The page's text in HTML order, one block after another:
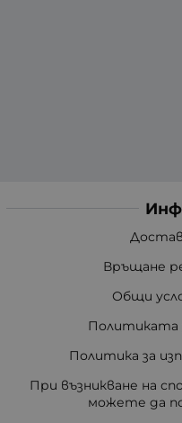
Връщане
Общи
Политиката
Политика за
При възникване на
можете да